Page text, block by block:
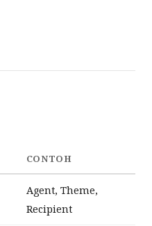
CONTOH
Agent, Theme,
Recipient